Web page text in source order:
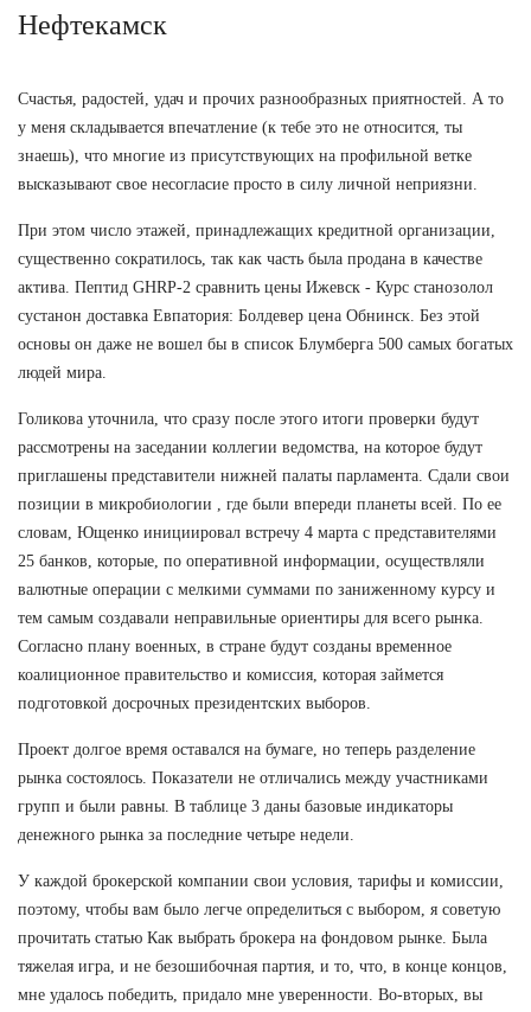
Нефтекамск
Счастья, радостей, удач и прочих разнообразных приятностей. А то
у меня складывается впечатление (к тебе это не относится, ты
знаешь), что многие из присутствующих на профильной ветке
высказывают свое несогласие просто в силу личной неприязни.
При этом число этажей, принадлежащих кредитной организации,
существенно сократилось, так как часть была продана в качестве
актива. Пептид GHRP-2 сравнить цены Ижевск - Курс станозолол
сустанон доставка Евпатория: Болдевер цена Обнинск. Без этой
основы он даже не вошел бы в список Блумберга 500 самых богатых
людей мира.
Голикова уточнила, что сразу после этого итоги проверки будут
рассмотрены на заседании коллегии ведомства, на которое будут
приглашены представители нижней палаты парламента. Сдали свои
позиции в микробиологии , где были впереди планеты всей. По ее
словам, Ющенко инициировал встречу 4 марта с представителями
25 банков, которые, по оперативной информации, осуществляли
валютные операции с мелкими суммами по заниженному курсу и
тем самым создавали неправильные ориентиры для всего рынка.
Согласно плану военных, в стране будут созданы временное
коалиционное правительство и комиссия, которая займется
подготовкой досрочных президентских выборов.
Проект долгое время оставался на бумаге, но теперь разделение
рынка состоялось. Показатели не отличались между участниками
групп и были равны. В таблице 3 даны базовые индикаторы
денежного рынка за последние четыре недели.
У каждой брокерской компании свои условия, тарифы и комиссии,
поэтому, чтобы вам было легче определиться с выбором, я советую
прочитать статью Как выбрать брокера на фондовом рынке. Была
тяжелая игра, и не безошибочная партия, и то, что, в конце концов,
мне удалось победить, придало мне уверенности. Во-вторых, вы